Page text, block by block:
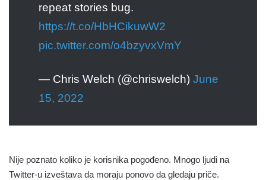
repeat stories bug.
https://t.co/HbHCikuwW2
pic.twitter.com/o4bzyvxVmY
— Chris Welch (@chriswelch) June
15, 2022
Nije poznato koliko je korisnika pogođeno. Mnogo ljudi na
Twitter-u izveštava da moraju ponovo da gledaju priče.